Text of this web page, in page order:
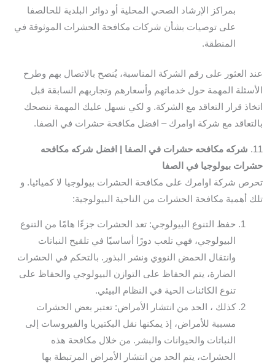
بمراكز الإرشاد الصحي المحلية أو دوائر البلدية للحالصفا
على توصيات بشأن شركات مكافحة الحشرات الموثوقة في
المنطقة.
عند العثور على رقم الشركة المناسبة، يُنصح بالاتصال بهم وطرح
الأسئلة المهمة حول خدماتهم وأسعارهم وتجاربهم السابقة قبل
اتخاذ قرار التعاقد مع الشركة. و لكي نسهل عليك المهمة ننصحك
بالتعاقد مع شركة اوامرك – افضل مكافحة حشرات في الصفا.
11.
شركه مكافحه حشرات في الصفا | افضل شركه مكافحه
حشرات بيولوجيا في الصفا
تحرص شركة اوامرك على مكافحة الحشرات بيولوجيا لا كميائيا. و
تلك أهمية مكافحة الحشرات من الناحية البيولوجية:
حفظ التنوع البيولوجي: تعد الحشرات جزءًا هامًا من التنوع
البيولوجي، فهي تلعب دورًا أساسيًا في تلقيح النباتات
وانتقال الحمض النووي ونشر البذور. بالتحكم في الحشرات
الضارة، يتم الحفاظ على التوازن البيولوجي والحفاظ على
تنوع الكائنات الحية في النظام البيئي.
كذلك ، الحد من انتشار الأمراض: تعتبر بعض الحشرات
مسببة للأمراض، إذ يمكنها نقل البكتيريا والفيروسات إلى
النباتات والحيوانات والبشر. من خلال مكافحة هذه
الحشرات، يتم الحد من انتشار الأمراض المرتبطة بها